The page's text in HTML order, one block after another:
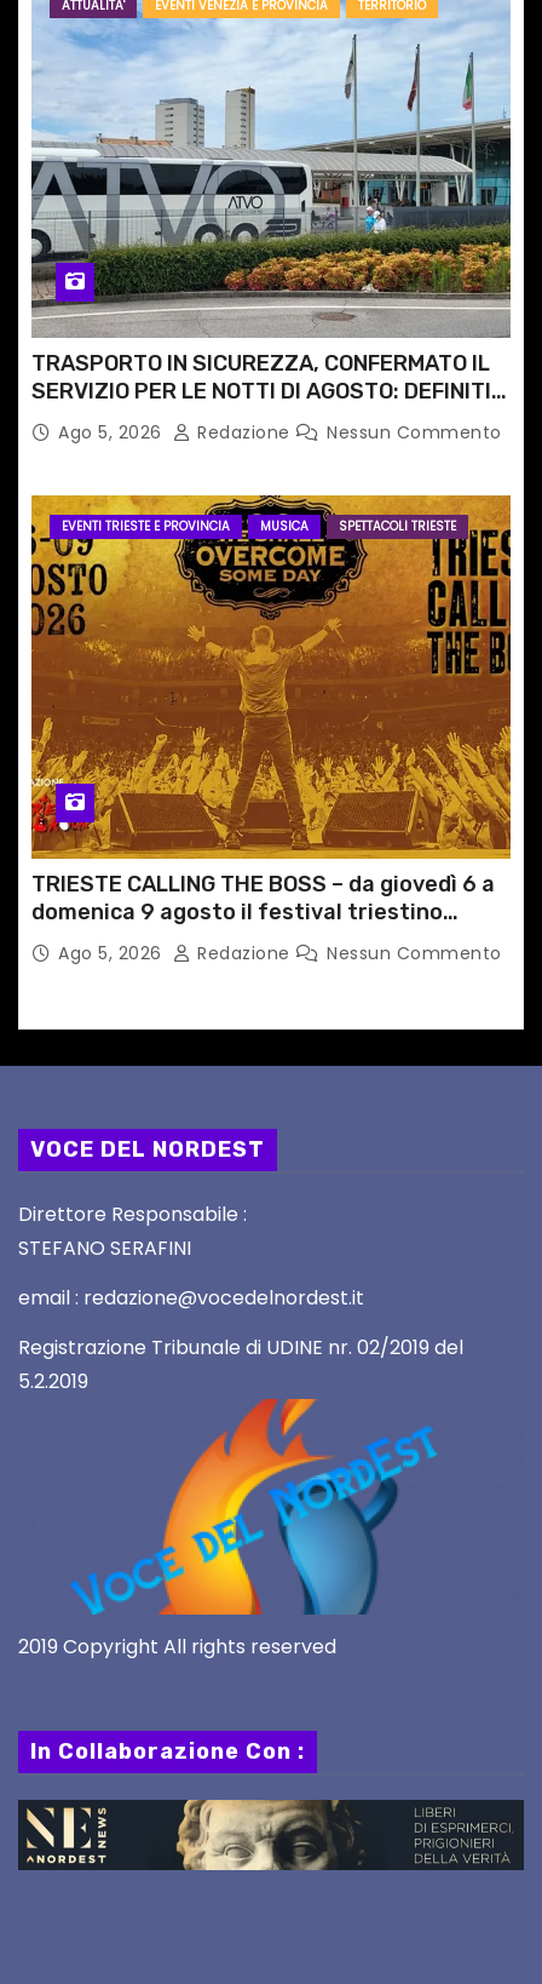
ATTUALITA' EVENTI VENEZIA E PROVINCIA TERRITORIO
TRASPORTO IN SICUREZZA, CONFERMATO IL
SERVIZIO PER LE NOTTI DI AGOSTO: DEFINITI
PERCORSI, FERMATE E ORARIO
Ago 5, 2026 Redazione Nessun Commento
EVENTI TRIESTE E PROVINCIA MUSICA SPETTACOLI TRIESTE
TRIESTE CALLING THE BOSS – da giovedì 6 a
domenica 9 agosto il festival triestino
dedicato a Springsteen
Ago 5, 2026 Redazione Nessun Commento
VOCE DEL NORDEST
Direttore Responsabile :
STEFANO SERAFINI
email : redazione@vocedelnordest.it
Registrazione Tribunale di UDINE nr. 02/2019 del
5.2.2019
2019 Copyright All rights reserved
In Collaborazione Con :